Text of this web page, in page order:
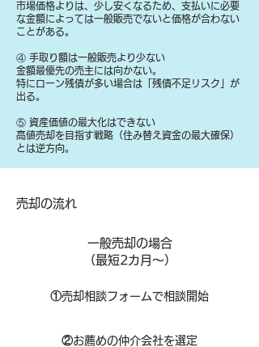
​市場価格よりは、少し安くなるため、支払いに必要
な金額によっては一般販売でないと価格が合わない
ことがある。
④ 手取り額は一般販売より少ない
金額最優先の売主には向かない。
特にローン残債が多い場合は「残債不足リスク」が
出る。
⑤ 資産価値の最大化はできない
高値売却を目指す戦略（住み替え資金の最大確保）
とは逆方向。
​売却の流れ
一般売却の場合
​（最短2カ月～）
①​売却相談フォームで相談開始
②お薦めの仲介会社を選定